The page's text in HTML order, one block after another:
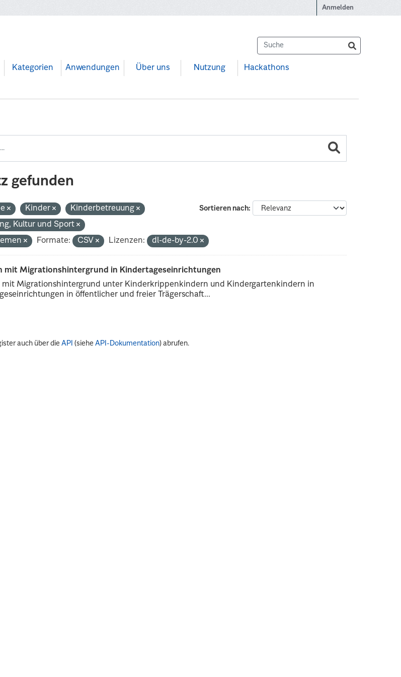
Anmelden
Kategorien Anwendungen Über uns Nutzung Hackathons
gefunden
Sortieren nach
Kinder
Kinderbetreuung
Kultur und Sport
Formate: CSV Lizenzen: dl-de-by-2.0
mit Migrationshintergrund in Kindertageseinrichtungen
Migrationshintergrund unter Kinderkrippenkindern und Kindergartenkindern in
in öffentlicher und freier Trägerschaft...
auch über dieAPI (sieheAPI-Dokumentation) abrufen.